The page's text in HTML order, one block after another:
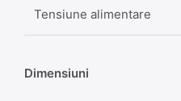
Tensiune alimentare
Dimensiuni